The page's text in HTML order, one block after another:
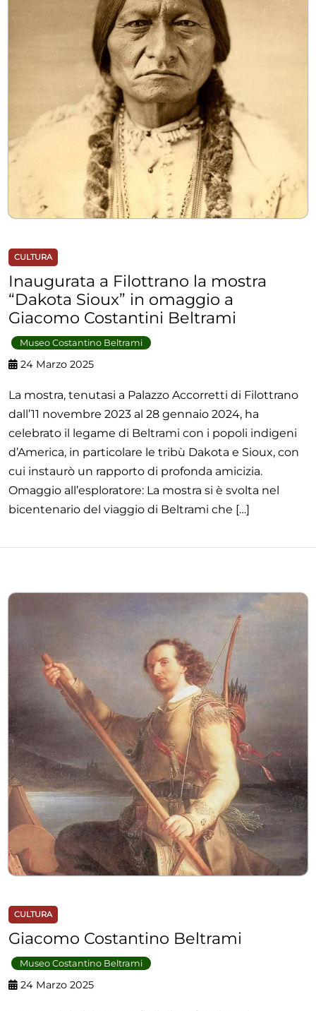
CULTURA
Inaugurata a Filottrano la mostra
“Dakota Sioux” in omaggio a
Giacomo Costantini Beltrami
Museo Costantino Beltrami
24 Marzo 2025
La mostra, tenutasi a Palazzo Accorretti di Filottrano
dall’11 novembre 2023 al 28 gennaio 2024, ha
celebrato il legame di Beltrami con i popoli indigeni
d’America, in particolare le tribù Dakota e Sioux, con
cui instaurò un rapporto di profonda amicizia.
Omaggio all’esploratore: La mostra si è svolta nel
bicentenario del viaggio di Beltrami che […]
CULTURA
Giacomo Costantino Beltrami
Museo Costantino Beltrami
24 Marzo 2025